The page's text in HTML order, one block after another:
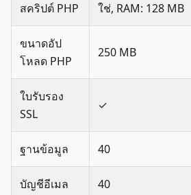
สคริปต์ PHP ใช่, RAM: 128 MB
ขนาดอัป
โหลด PHP
250 MB
ใบรับรอง
SSL
✓
ฐานข้อมูล 40
บัญชีอีเมล 40